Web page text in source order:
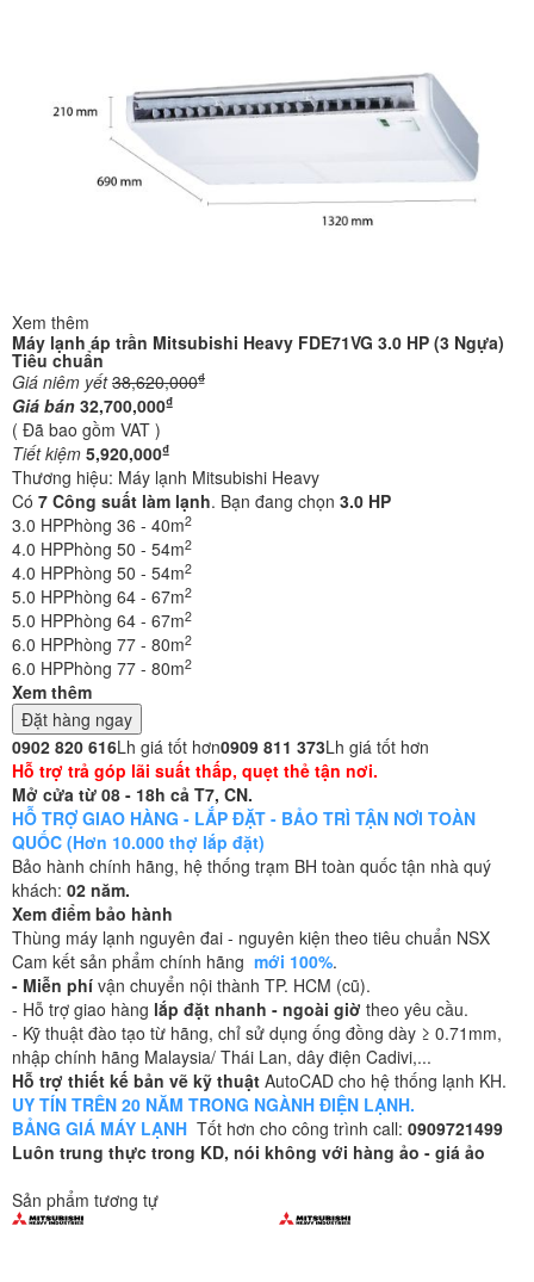
Xem thêm
Máy lạnh áp trần Mitsubishi Heavy FDE71VG 3.0 HP (3 Ngựa)
Tiêu chuẩn
Giá niêm yết 38,620,000₫
Giá bán 32,700,000₫
( Đã bao gồm VAT )
Tiết kiệm 5,920,000₫
Thương hiệu: Máy lạnh Mitsubishi Heavy
Có 7 Công suất làm lạnh. Bạn đang chọn 3.0 HP
3.0 HPPhòng 36 - 40m2
4.0 HPPhòng 50 - 54m2
4.0 HPPhòng 50 - 54m2
5.0 HPPhòng 64 - 67m2
5.0 HPPhòng 64 - 67m2
6.0 HPPhòng 77 - 80m2
6.0 HPPhòng 77 - 80m2
Xem thêm
Đặt hàng ngay
0902 820 616Lh giá tốt hơn0909 811 373Lh giá tốt hơn
Hỗ trợ trả góp lãi suất thấp, quẹt thẻ tận nơi.
Mở cửa từ 08 - 18h cả T7, CN.
HỖ TRỢ GIAO HÀNG - LẮP ĐẶT - BẢO TRÌ TẬN NƠI TOÀN
QUỐC (Hơn 10.000 thợ lắp đặt)
Bảo hành chính hãng, hệ thống trạm BH toàn quốc tận nhà quý
khách: 02 năm.
Xem điểm bảo hành
Thùng máy lạnh nguyên đai - nguyên kiện theo tiêu chuẩn NSX
Cam kết sản phẩm chính hãng mới 100%.
- Miễn phí vận chuyển nội thành TP. HCM (cũ).
- Hỗ trợ giao hàng lắp đặt nhanh - ngoài giờ theo yêu cầu.
- Kỹ thuật đào tạo từ hãng, chỉ sử dụng ống đồng dày ≥ 0.71mm,
nhập chính hãng Malaysia/ Thái Lan, dây điện Cadivi,...
Hỗ trợ thiết kế bản vẽ kỹ thuật AutoCAD cho hệ thống lạnh KH.
UY TÍN TRÊN 20 NĂM TRONG NGÀNH ĐIỆN LẠNH.
BẢNG GIÁ MÁY LẠNH Tốt hơn cho công trình call: 0909721499
Luôn trung thực trong KD, nói không với hàng ảo - giá ảo
Sản phẩm tương tự